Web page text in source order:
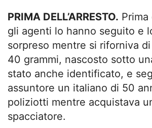
PRIMA DELL’ARRESTO.
gli agenti lo hanno seguito e
sorpreso mentre si riforniva
40 grammi, nascosto sotto
stato anche identificato, e
assuntore un italiano di 50
poliziotti mentre acquistava
spacciatore.